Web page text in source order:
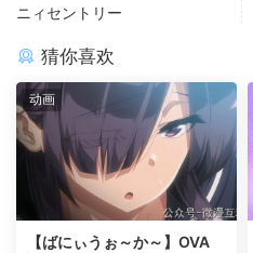
ニィセントリー
猜你喜欢
动画
【ばにぃうぉ～か～】OVA